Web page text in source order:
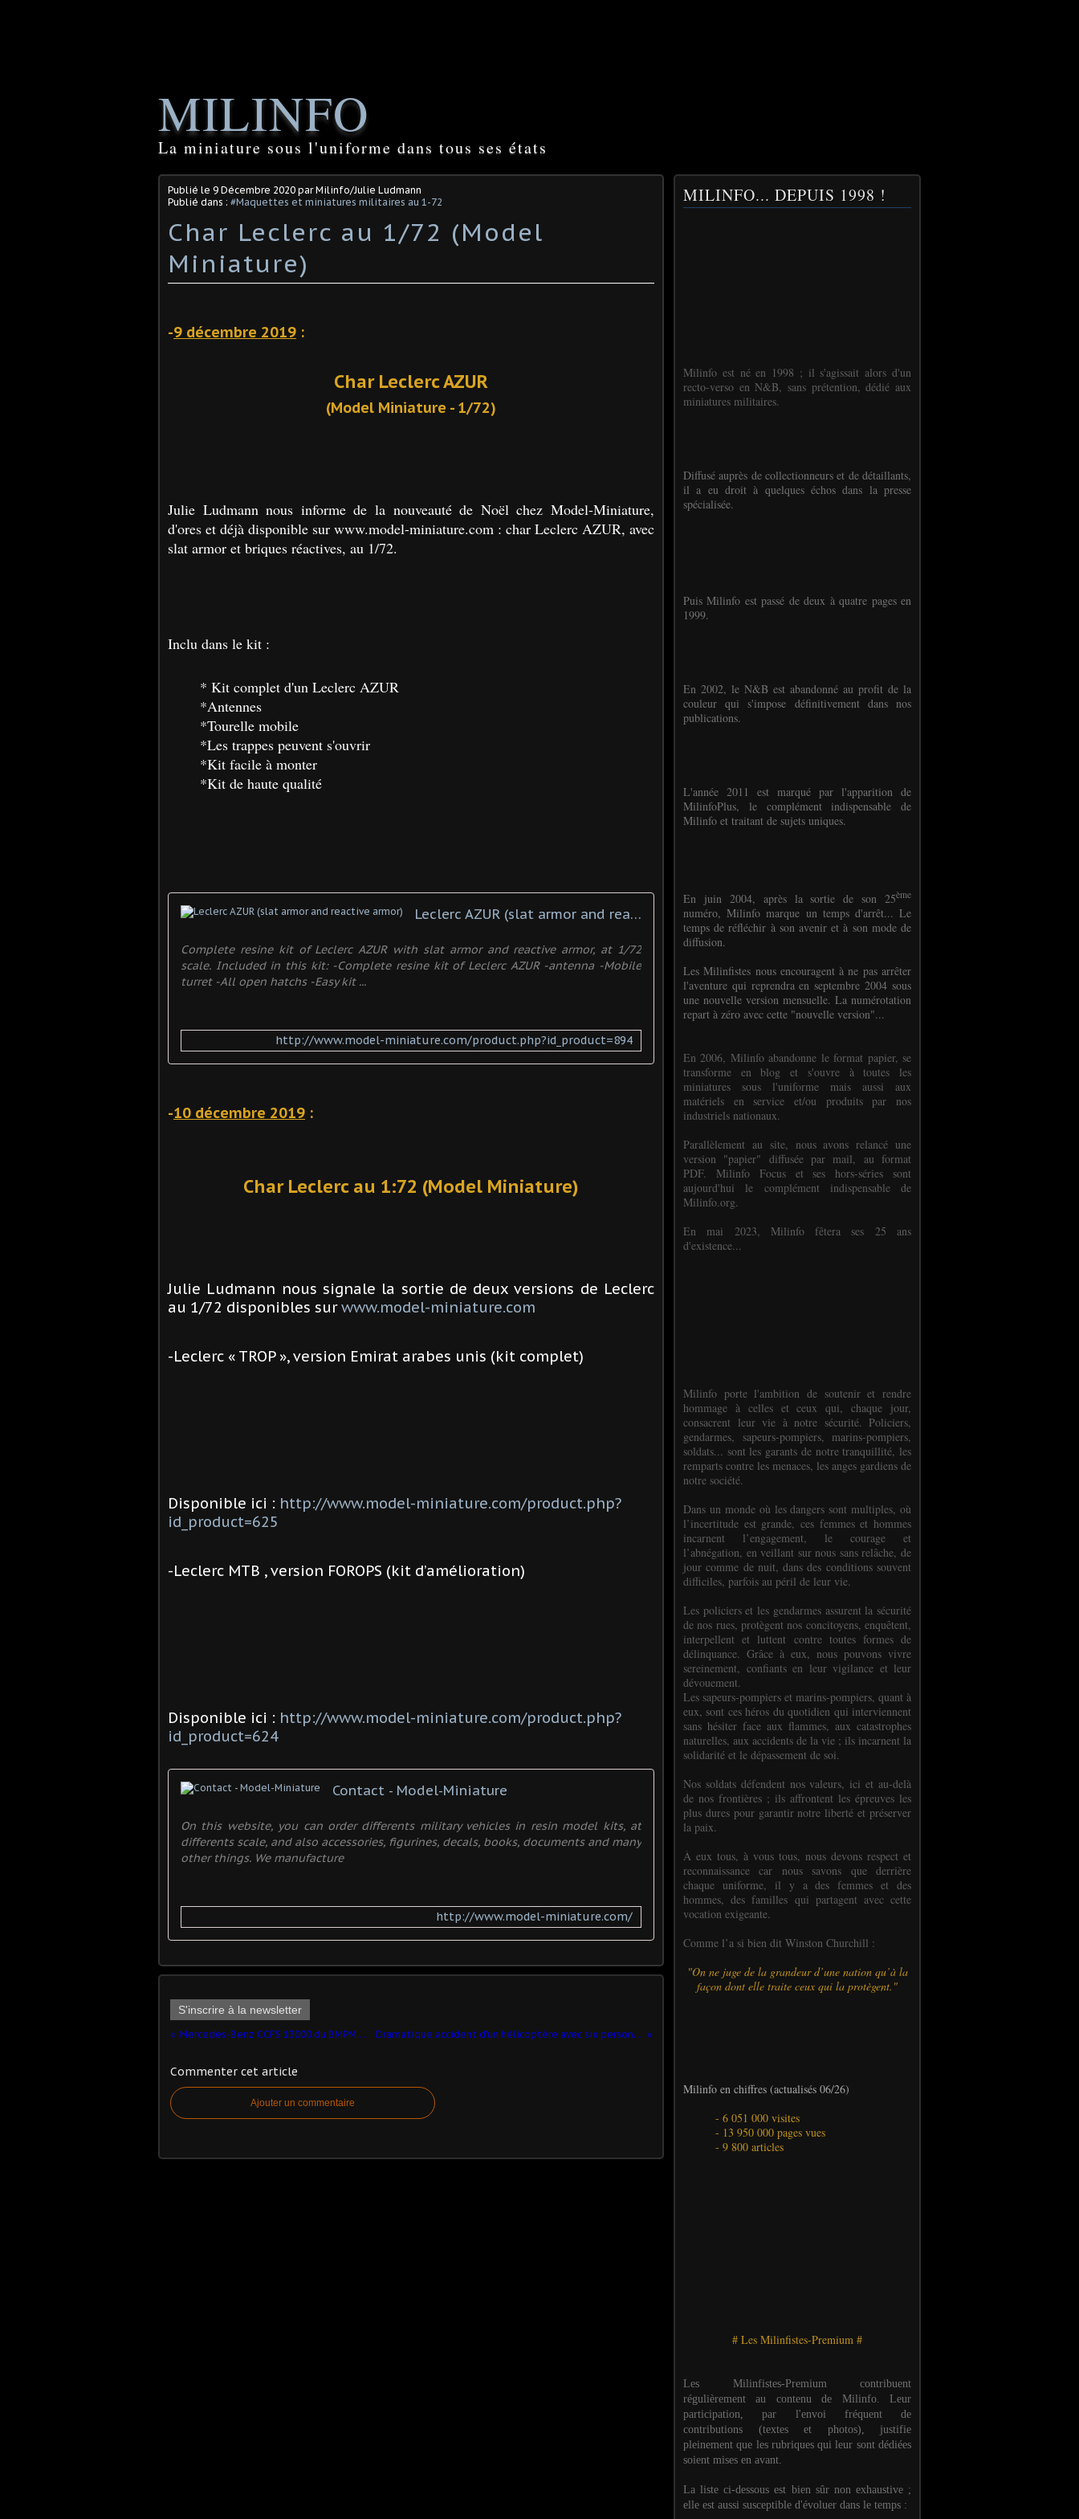
MILINFO
La miniature sous l'uniforme dans tous ses états
Publié le 9 Décembre 2020 par Milinfo/Julie Ludmann
Publié dans : #Maquettes et miniatures militaires au 1-72
Char Leclerc au 1/72 (Model
Miniature)
-9 décembre 2019 :
Char Leclerc AZUR
(Model Miniature - 1/72)
Julie Ludmann nous informe de la nouveauté de Noël chez Model-Miniature,
d'ores et déjà disponible sur www.model-miniature.com : char Leclerc AZUR, avec
slat armor et briques réactives, au 1/72.
Inclu dans le kit :
* Kit complet d'un Leclerc AZUR
*Antennes
*Tourelle mobile
*Les trappes peuvent s'ouvrir
*Kit facile à monter
*Kit de haute qualité
Leclerc AZUR (slat armor and reactive armor)
Complete resine kit of Leclerc AZUR with slat armor and reactive armor, at 1/72
scale. Included in this kit: -Complete resine kit of Leclerc AZUR -antenna -Mobile
turret -All open hatchs -Easy kit ...
http://www.model-miniature.com/product.php?id_product=894
-10 décembre 2019 :
Char Leclerc au 1:72 (Model Miniature)
Julie Ludmann nous signale la sortie de deux versions de Leclerc
au 1/72 disponibles surwww.model-miniature.com
-Leclerc « TROP », version Emirat arabes unis (kit complet)
Disponible ici : http://www.model-miniature.com/product.php?
id_product=625
-Leclerc MTB , version FOROPS (kit d’amélioration)
Disponible ici : http://www.model-miniature.com/product.php?
id_product=624
Contact - Model-Miniature
On this website, you can order differents military vehicles in resin model kits, at
differents scale, and also accessories, figurines, decals, books, documents and many
other things. We manufacture
http://www.model-miniature.com/
S'inscrire à la newsletter
Mercedes-Benz CCFS 13000 du BMPM (Alerte - 1/43) Dramatique accident d'un hélicoptère avec six personnes à bord en Savoi
Commenter cet article
Ajouter un commentaire
MILINFO... DEPUIS 1998 !
Milinfo est né en 1998 ; il s'agissait alors d'un
recto-verso en N&B, sans prétention, dédié aux
miniatures militaires.
Diffusé auprès de collectionneurs et de détaillants,
il a eu droit à quelques échos dans la presse
spécialisée.
Puis Milinfo est passé de deux à quatre pages en
1999.
En 2002, le N&B est abandonné au profit de la
couleur qui s'impose définitivement dans nos
publications.
L'année 2011 est marqué par l'apparition de
MilinfoPlus, le complément indispensable de
Milinfo et traitant de sujets uniques.
En juin 2004, après la sortie de son 25ème
numéro, Milinfo marque un temps d'arrêt... Le
temps de réfléchir à son avenir et à son mode de
diffusion.
Les Milinfistes nous encouragent à ne pas arrêter
l'aventure qui reprendra en septembre 2004 sous
une nouvelle version mensuelle. La numérotation
repart à zéro avec cette "nouvelle version"...
En 2006, Milinfo abandonne le format papier, se
transforme en blog et s'ouvre à toutes les
miniatures sous l'uniforme mais aussi aux
matériels en service et/ou produits par nos
industriels nationaux.
Parallèlement au site, nous avons relancé une
version "papier" diffusée par mail, au format
PDF. Milinfo Focus et ses hors-séries sont
aujourd'hui le complément indispensable de
Milinfo.org.
En mai 2023, Milinfo fêtera ses 25 ans
d'existence...
Milinfo porte l'ambition de soutenir et rendre
hommage à celles et ceux qui, chaque jour,
consacrent leur vie à notre sécurité. Policiers,
gendarmes, sapeurs-pompiers, marins-pompiers,
soldats... sont les garants de notre tranquillité, les
remparts contre les menaces, les anges gardiens de
notre société.
Dans un monde où les dangers sont multiples, où
l’incertitude est grande, ces femmes et hommes
incarnent l’engagement, le courage et
l’abnégation, en veillant sur nous sans relâche, de
jour comme de nuit, dans des conditions souvent
difficiles, parfois au péril de leur vie.
Les policiers et les gendarmes assurent la sécurité
de nos rues, protègent nos concitoyens, enquêtent,
interpellent et luttent contre toutes formes de
délinquance. Grâce à eux, nous pouvons vivre
sereinement, confiants en leur vigilance et leur
dévouement.
Les sapeurs-pompiers et marins-pompiers, quant à
eux, sont ces héros du quotidien qui interviennent
sans hésiter face aux flammes, aux catastrophes
naturelles, aux accidents de la vie ; ils incarnent la
solidarité et le dépassement de soi.
Nos soldats défendent nos valeurs, ici et au-delà
de nos frontières ; ils affrontent les épreuves les
plus dures pour garantir notre liberté et préserver
la paix.
À eux tous, à vous tous, nous devons respect et
reconnaissance car nous savons que derrière
chaque uniforme, il y a des femmes et des
hommes, des familles qui partagent avec cette
vocation exigeante.
Comme l’a si bien dit Winston Churchill :
"On ne juge de la grandeur d’une nation qu’à la
façon dont elle traite ceux qui la protègent."
Milinfo en chiffres (actualisés 06/26)
- 6 051 000 visites
- 13 950 000 pages vues
- 9 800 articles
# Les Milinfistes-Premium #
Les Milinfistes-Premium contribuent
régulièrement au contenu de Milinfo. Leur
participation, par l'envoi fréquent de
contributions (textes et photos), justifie
pleinement que les rubriques qui leur sont dédiées
soient mises en avant.
La liste ci-dessous est bien sûr non exhaustive ;
elle est aussi susceptible d'évoluer dans le temps :